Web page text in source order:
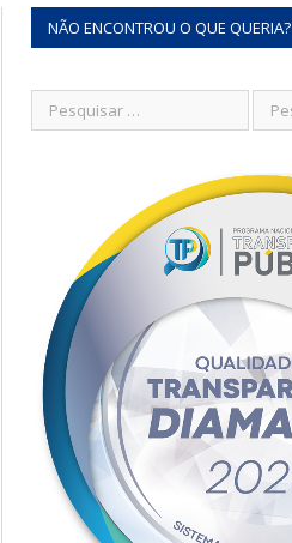
NÃO ENCONTROU O QUE QUERIA?